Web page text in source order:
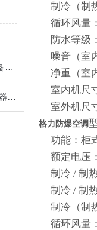
爆炸性粉尘环境用防爆电气设备粉尘防爆电气设备
防爆开关,防爆活接头是防爆电器*的
制冷（制
循环风量
防水等级
噪音（室
净重（室
室内机尺
室外机尺
格力防爆空调
功能：柜
额定电压
制冷 / 制
制冷 / 制
制冷（制
循环风量